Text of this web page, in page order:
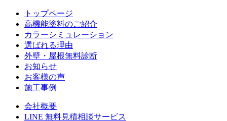
トップページ
⾼機能塗料のご紹介
カラーシミュレーション
選ばれる理由
外壁・屋根無料診断
お知らせ
お客様の声
施⼯事例
会社概要
LINE 無料⾒積相談サービス